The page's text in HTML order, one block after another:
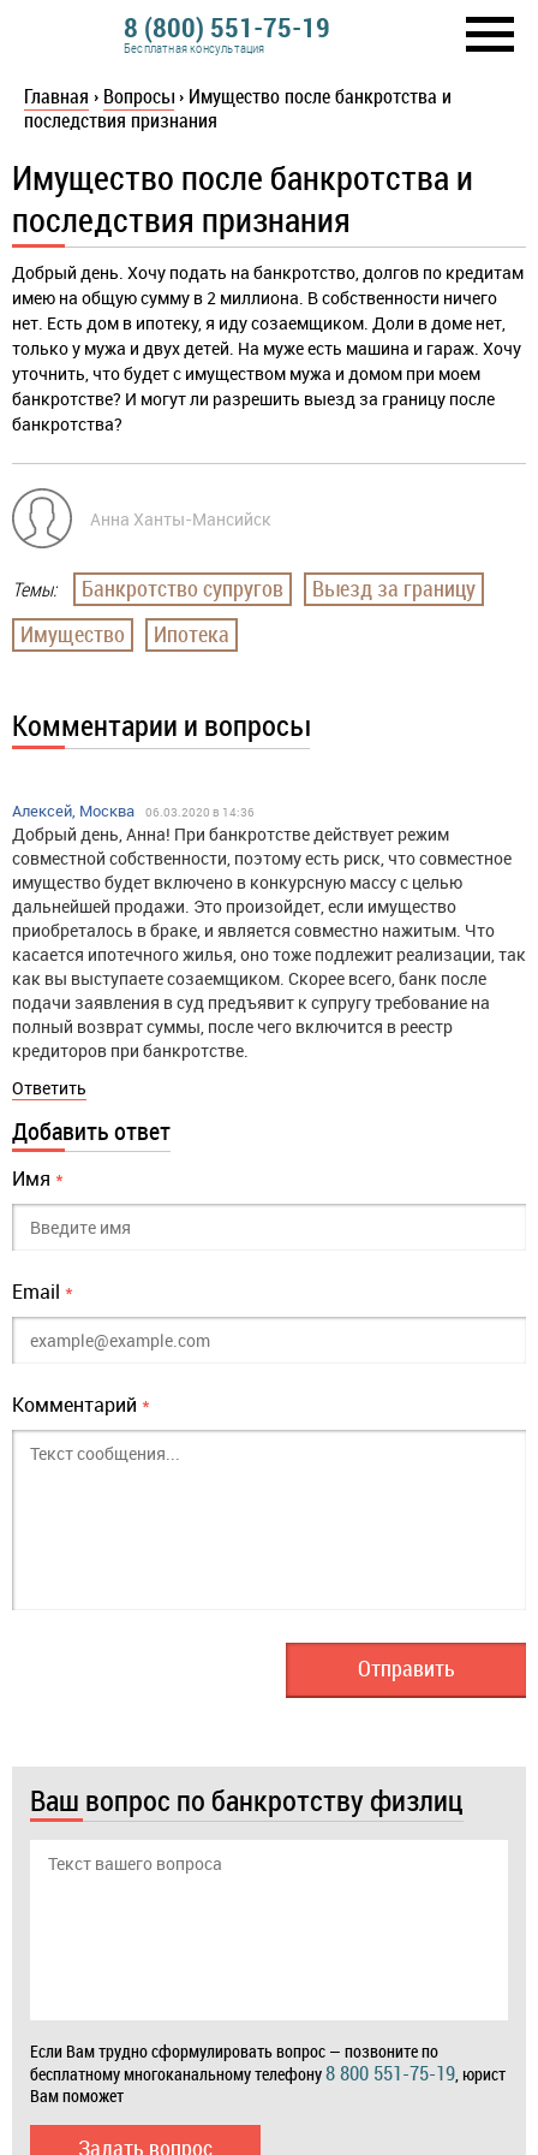
8 (800) 551-75-19
Бесплатная консультация
Главная › Вопросы › Имущество после банкротства и
последствия признания
Имущество после банкротства и
последствия признания
Добрый день. Хочу подать на банкротство, долгов по кредитам
имею на общую сумму в 2 миллиона. В собственности ничего
нет. Есть дом в ипотеку, я иду созаемщиком. Доли в доме нет,
только у мужа и двух детей. На муже есть машина и гараж. Хочу
уточнить, что будет с имуществом мужа и домом при моем
банкротстве? И могут ли разрешить выезд за границу после
банкротства?
Анна Ханты-Мансийск
Темы: Банкротство супругов
Выезд за границу
Имущество
Ипотека
Комментарии и вопросы
Алексей, Москва 06.03.2020 в 14:36
Добрый день, Анна! При банкротстве действует режим
совместной собственности, поэтому есть риск, что совместное
имущество будет включено в конкурсную массу с целью
дальнейшей продажи. Это произойдет, если имущество
приобреталось в браке, и является совместно нажитым. Что
касается ипотечного жилья, оно тоже подлежит реализации, так
как вы выступаете созаемщиком. Скорее всего, банк после
подачи заявления в суд предъявит к супругу требование на
полный возврат суммы, после чего включится в реестр
кредиторов при банкротстве.
Ответить
Добавить ответ
Имя *
Email *
Комментарий *
Ваш вопрос по банкротству физлиц
Если Вам трудно сформулировать вопрос — позвоните по
бесплатному многоканальному телефону8 800 551-75-19, юрист
Вам поможет
Задать вопрос